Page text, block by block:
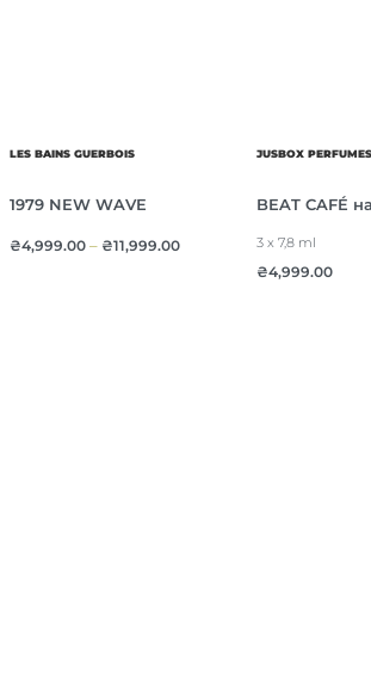
LES BAINS GUERBOIS
1979 NEW WAVE
₴4,999.00– ₴11,999.00
JUSBOX PERFUMES
BEAT CAFÉ
3 x 7,8 ml
₴4,999.00